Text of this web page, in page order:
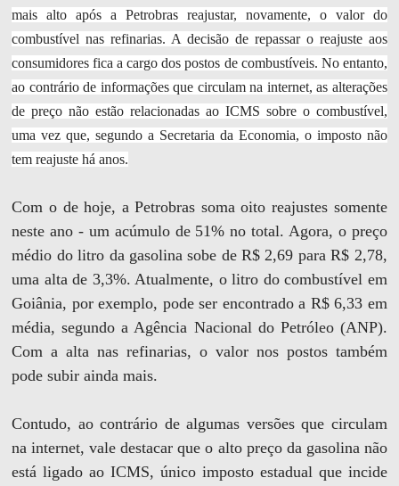
mais alto após a Petrobras reajustar, novamente, o valor do
combustível nas refinarias. A decisão de repassar o reajuste aos
consumidores fica a cargo dos postos de combustíveis. No entanto,
ao contrário de informações que circulam na internet, as alterações
de preço não estão relacionadas ao ICMS sobre o combustível,
uma vez que, segundo a Secretaria da Economia, o imposto não
tem reajuste há anos.
Com o de hoje, a Petrobras soma oito reajustes somente
neste ano - um acúmulo de 51% no total. Agora, o preço
médio do litro da gasolina sobe de R$ 2,69 para R$ 2,78,
uma alta de 3,3%. Atualmente, o litro do combustível em
Goiânia, por exemplo, pode ser encontrado a R$ 6,33 em
média, segundo a Agência Nacional do Petróleo (ANP).
Com a alta nas refinarias, o valor nos postos também
pode subir ainda mais.
Contudo, ao contrário de algumas versões que circulam
na internet, vale destacar que o alto preço da gasolina não
está ligado ao ICMS, único imposto estadual que incide